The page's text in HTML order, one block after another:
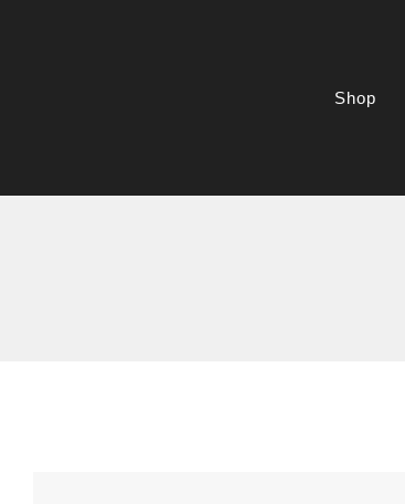
Shop